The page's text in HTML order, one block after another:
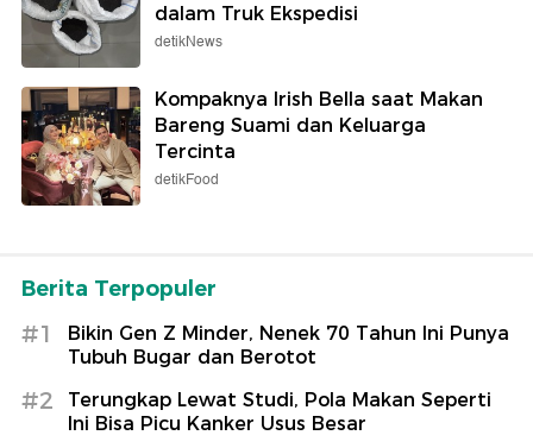
dalam Truk Ekspedisi
detikNews
Kompaknya Irish Bella saat Makan
Bareng Suami dan Keluarga
Tercinta
detikFood
Berita Terpopuler
#1
Bikin Gen Z Minder, Nenek 70 Tahun Ini Punya
Tubuh Bugar dan Berotot
#2
Terungkap Lewat Studi, Pola Makan Seperti
Ini Bisa Picu Kanker Usus Besar